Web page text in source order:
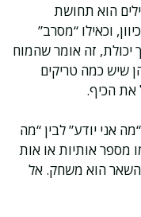
הוא תחושת
וכאילו “מסרב”
יכולת, זה אומר שהמוח
שיש כמה טריקים
את הכיף.
אני יודע” לבין “מה
מספר אותיות או אות
השאר הוא משחק. אל